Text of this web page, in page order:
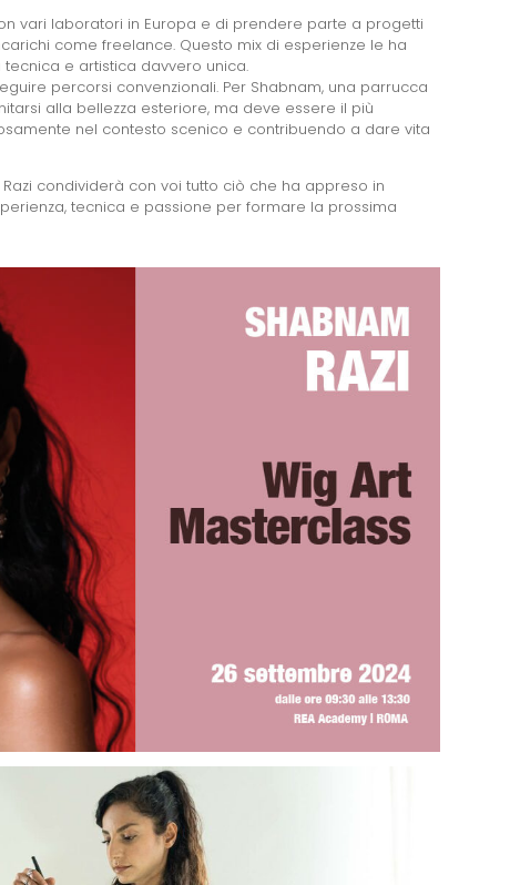
vari laboratori in Europa e di prendere parte a progetti
come freelance. Questo mix di esperienze le ha
e artistica davvero unica.
percorsi convenzionali. Per Shabnam, una parrucca
alla bellezza esteriore, ma deve essere il più
nel contesto scenico e contribuendo a dare vita
condividerà con voi tutto ciò che ha appreso in
tecnica e passione per formare la prossima